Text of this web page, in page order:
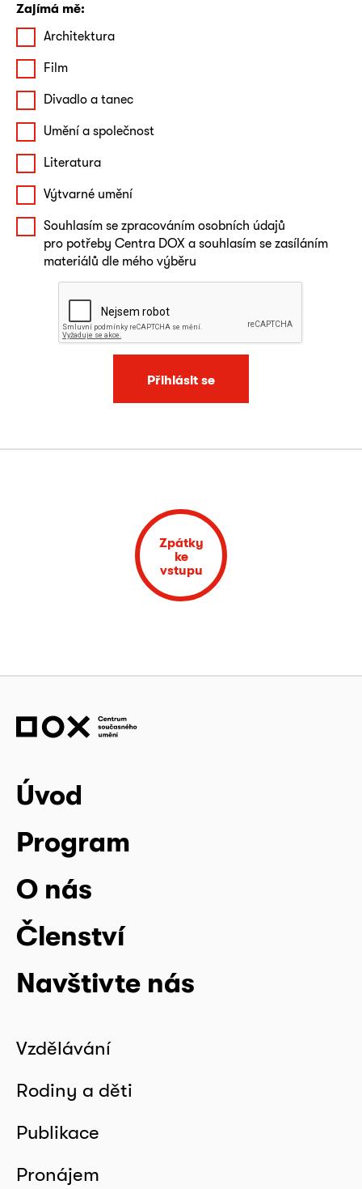
Zajímá mě:
Architektura
Film
Divadlo a tanec
Umění a společnost
Literatura
Výtvarné umění
Souhlasím se zpracováním osobních údajů
pro potřeby Centra DOX a souhlasím se zasíláním
materiálů dle mého výběru
Přihlásit se
Zpátky
ke
vstupu
Úvod
Program
O nás
Členství
Navštivte nás
Vzdělávání
Rodiny a děti
Publikace
Pronájem